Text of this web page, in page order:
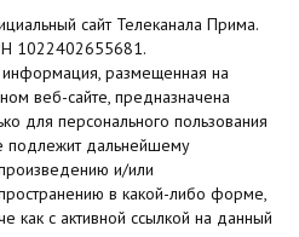
сайт Телеканала Прима.
1022402655681.
информация, размещенная на
веб-сайте, предназначена
для персонального пользования
подлежит дальнейшему
и/или
в какой-либо форме,
как с активной ссылкой на данный